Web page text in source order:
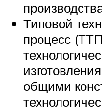
Типовой
процесс
общими